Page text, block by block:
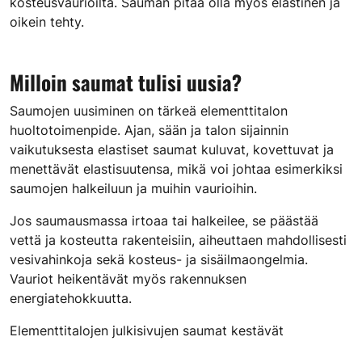
oikein tehty.
Milloin saumat tulisi uusia?
Saumojen uusiminen on tärkeä elementtitalon
huoltotoimenpide. Ajan, sään ja talon sijainnin
vaikutuksesta elastiset saumat kuluvat, kovettuvat ja
menettävät elastisuutensa, mikä voi johtaa esimerkiksi
saumojen halkeiluun ja muihin vaurioihin.
Jos saumausmassa irtoaa tai halkeilee, se päästää
vettä ja kosteutta rakenteisiin, aiheuttaen mahdollisesti
vesivahinkoja sekä kosteus- ja sisäilmaongelmia.
Vauriot heikentävät myös rakennuksen
energiatehokkuutta.
Elementtitalojen julkisivujen saumat kestävät